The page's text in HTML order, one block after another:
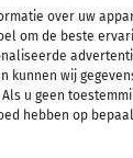
over uw
om de beste
kunnen wij
u geen
hebben op
Je